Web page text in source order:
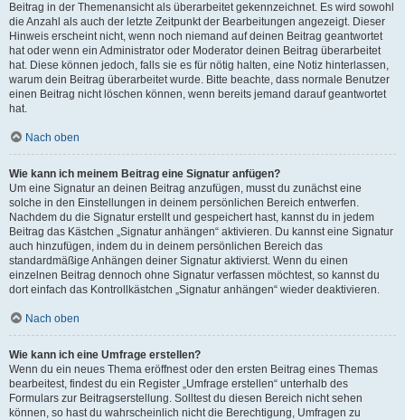
Beitrag in der Themenansicht als überarbeitet gekennzeichnet. Es wird sowohl
die Anzahl als auch der letzte Zeitpunkt der Bearbeitungen angezeigt. Dieser
Hinweis erscheint nicht, wenn noch niemand auf deinen Beitrag geantwortet
hat oder wenn ein Administrator oder Moderator deinen Beitrag überarbeitet
hat. Diese können jedoch, falls sie es für nötig halten, eine Notiz hinterlassen,
warum dein Beitrag überarbeitet wurde. Bitte beachte, dass normale Benutzer
einen Beitrag nicht löschen können, wenn bereits jemand darauf geantwortet
hat.
Nach oben
Wie kann ich meinem Beitrag eine Signatur anfügen?
Um eine Signatur an deinen Beitrag anzufügen, musst du zunächst eine
solche in den Einstellungen in deinem persönlichen Bereich entwerfen.
Nachdem du die Signatur erstellt und gespeichert hast, kannst du in jedem
Beitrag das Kästchen „Signatur anhängen“ aktivieren. Du kannst eine Signatur
auch hinzufügen, indem du in deinem persönlichen Bereich das
standardmäßige Anhängen deiner Signatur aktivierst. Wenn du einen
einzelnen Beitrag dennoch ohne Signatur verfassen möchtest, so kannst du
dort einfach das Kontrollkästchen „Signatur anhängen“ wieder deaktivieren.
Nach oben
Wie kann ich eine Umfrage erstellen?
Wenn du ein neues Thema eröffnest oder den ersten Beitrag eines Themas
bearbeitest, findest du ein Register „Umfrage erstellen“ unterhalb des
Formulars zur Beitragserstellung. Solltest du diesen Bereich nicht sehen
können, so hast du wahrscheinlich nicht die Berechtigung, Umfragen zu